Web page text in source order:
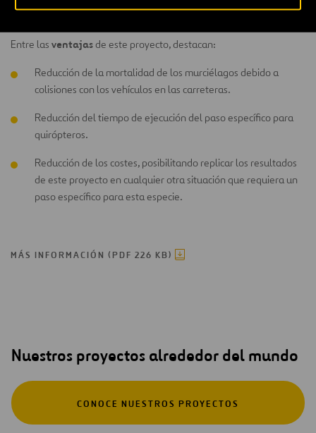
Entre las ventajasde este proyecto, destacan:
Reducción de la mortalidad de los murciélagos debido a
colisiones con los vehículos en las carreteras.
Reducción del tiempo de ejecución del paso específico para
quirópteros.
Reducción de los costes, posibilitando replicar los resultados
de este proyecto en cualquier otra situación que requiera un
paso específico para esta especie.
MÁS INFORMACIÓN (PDF 226 KB)
Nuestros proyectos alrededor del mundo
CONOCE NUESTROS PROYECTOS